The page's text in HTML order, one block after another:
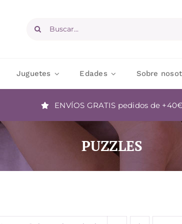
Buscar:
Juguetes Edades Sobre
ENVÍOS GRATIS pedidos de
PUZZLES